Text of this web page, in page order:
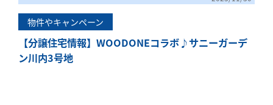
物件やキャンペーン
【分譲住宅情報】WOODONEコラボ♪サニーガーデ
ン川内3号地